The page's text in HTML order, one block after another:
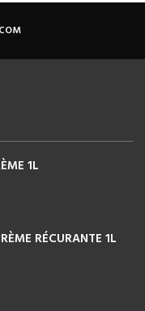
1L
RÉCURANTE 1L